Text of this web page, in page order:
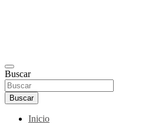
Buscar
Buscar
Inicio